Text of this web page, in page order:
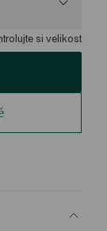
si velikost